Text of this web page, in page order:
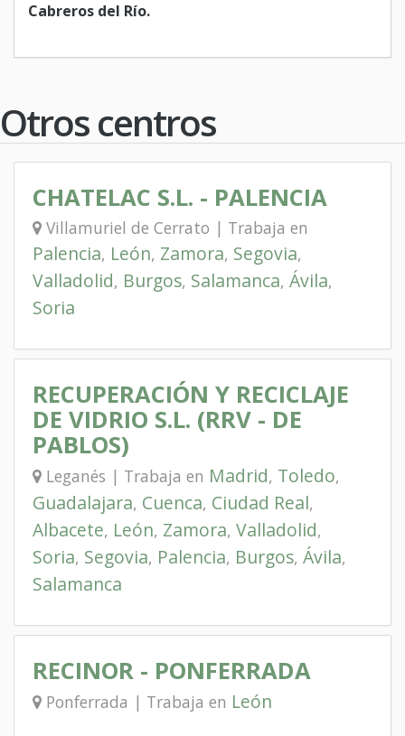
Cabreros del Río
Otros centros
CHATELAC S.L. - PALENCIA
Villamuriel de Cerrato | Trabaja en
Palencia, León, Zamora, Segovia,
Valladolid, Burgos, Salamanca, Ávila,
Soria
RECUPERACIÓN Y RECICLAJE
DE VIDRIO S.L. (RRV - DE
PABLOS)
Leganés | Trabaja en Madrid, Toledo,
Guadalajara, Cuenca, Ciudad Real,
Albacete, León, Zamora, Valladolid,
Soria, Segovia, Palencia, Burgos, Ávila,
Salamanca
RECINOR - PONFERRADA
Ponferrada | Trabaja en León